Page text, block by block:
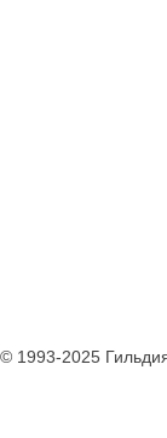
© 1993-2025